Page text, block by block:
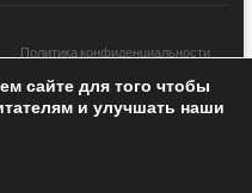
Политика конфиденциальности
© 2020 All Rights Reserved /
сайте для того чтобы
и улучшать наши